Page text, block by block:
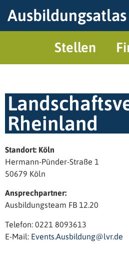
Stellen
Rheinland
Standort: Köln
Hermann-Pünder-Straße 1
50679 Köln
Ansprechpartner:
Ausbildungsteam FB 12.20
Telefon: 0221 8093613
E-Mail: Events.Ausbildung@lvr.de